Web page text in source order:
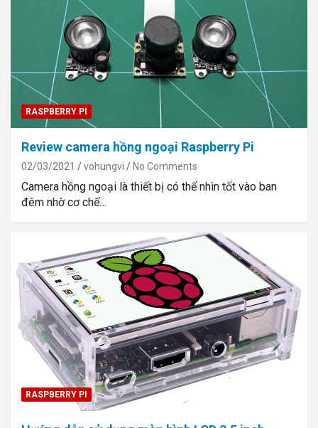
RASPBERRY PI
Review camera hồng ngoại Raspberry Pi
02/03/2021 vohungvi No Comments
Camera hồng ngoại là thiết bị có thể nhìn tốt vào ban
đêm nhờ cơ chế…
RASPBERRY PI